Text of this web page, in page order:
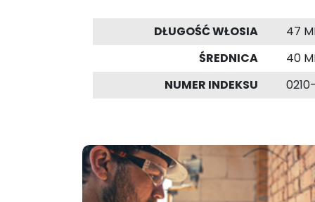
DŁUGOŚĆ WŁOSIA
47
ŚREDNICA
40
NUMER INDEKSU